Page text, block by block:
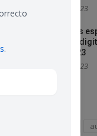
9 febrero, 2023
Autónomos
contenido
alza en 2023
3 febrero, 2023
.